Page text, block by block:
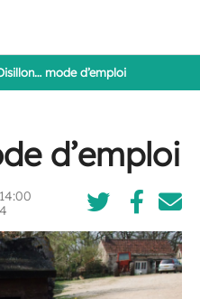
mode d’emploi
d’emploi